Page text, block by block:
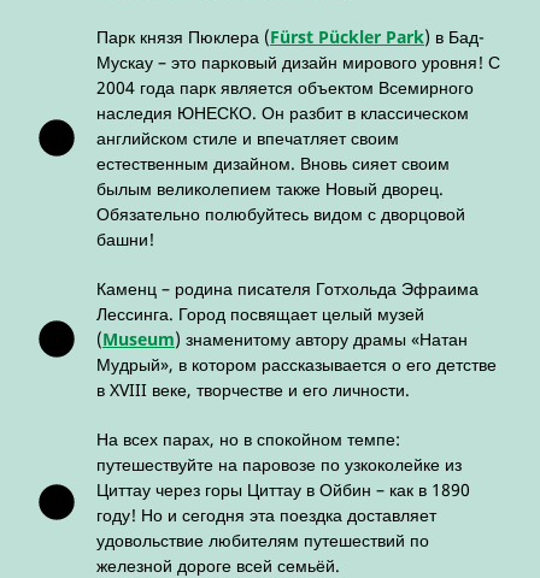
Парк князя Пюклера (Fürst Pückler Park) в Бад-
Мускау – это парковый дизайн мирового уровня! С
2004 года парк является объектом Всемирного
наследия ЮНЕСКО. Он разбит в классическом
английском стиле и впечатляет своим
естественным дизайном. Вновь сияет своим
былым великолепием также Новый дворец.
Обязательно полюбуйтесь видом с дворцовой
башни!
Каменц – родина писателя Готхольда Эфраима
Лессинга. Город посвящает целый музей
(Museum) знаменитому автору драмы «Натан
Мудрый», в котором рассказывается о его детстве
в XVIII веке, творчестве и его личности.
На всех парах, но в спокойном темпе:
путешествуйте на паровозе по узкоколейке из
Циттау через горы Циттау в Ойбин – как в 1890
году! Но и сегодня эта поездка доставляет
удовольствие любителям путешествий по
железной дороге всей семьёй.